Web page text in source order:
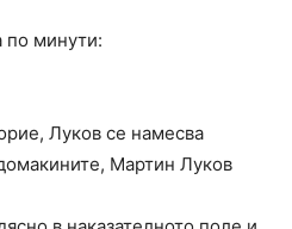
по минути:
Луков се намесва
Мартин Луков